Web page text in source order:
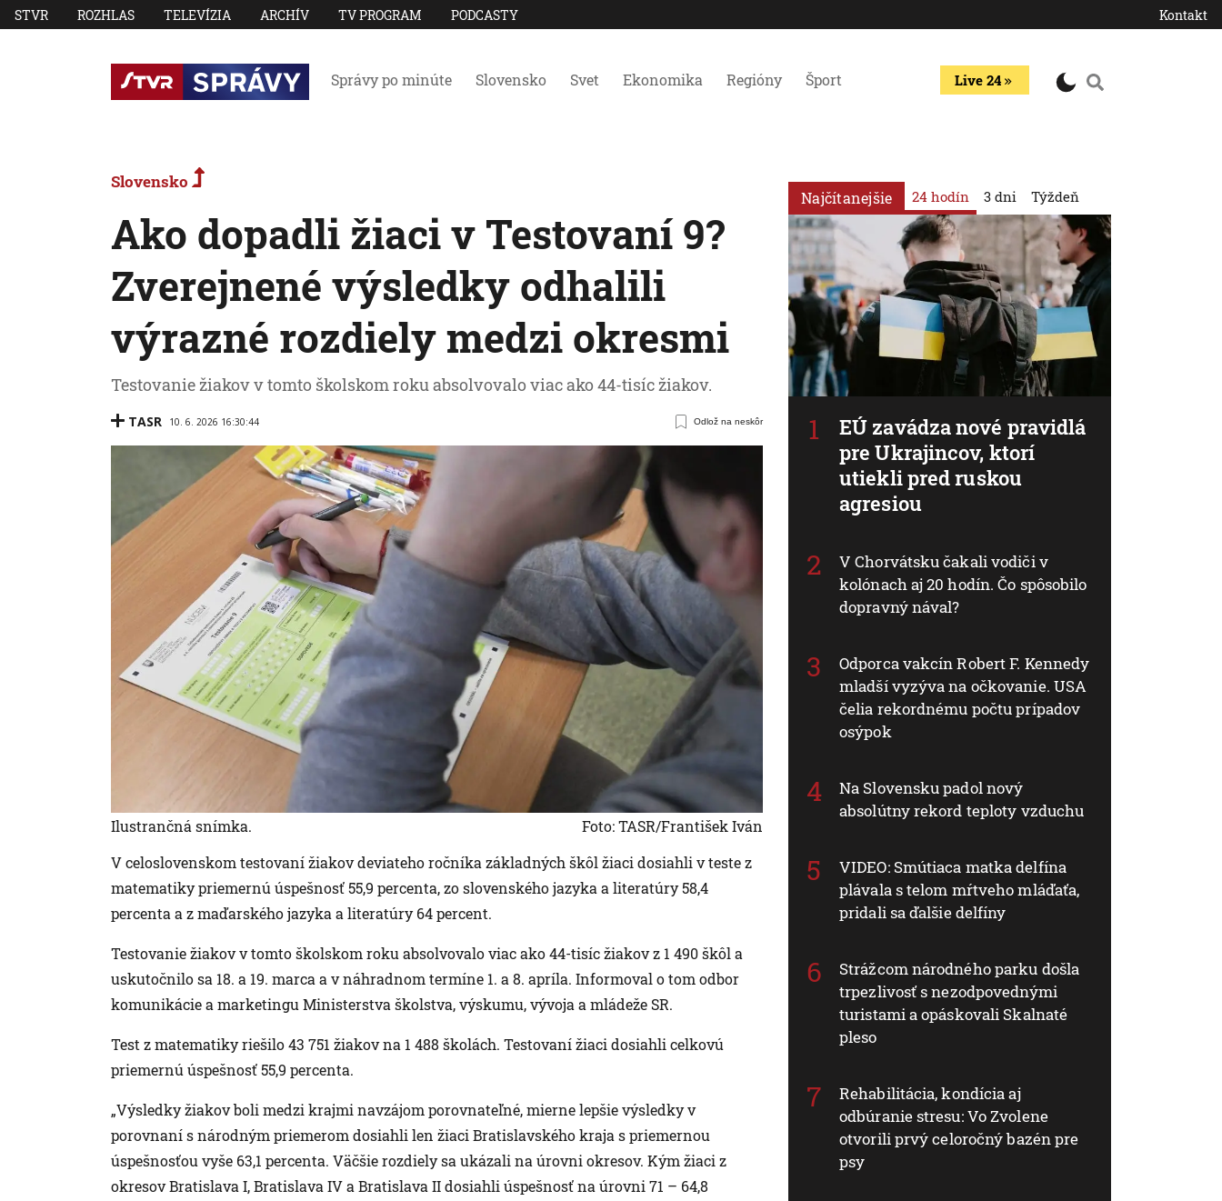
STVR ROZHLAS TELEVÍZIA ARCHÍV TV PROGRAM PODCASTY Kontakt
Správy po minúte Slovensko Svet Ekonomika Regióny Šport Live 24
Slovensko
Ako dopadli žiaci v Testovaní 9?
Zverejnené výsledky odhalili
výrazné rozdiely medzi okresmi
Testovanie žiakov v tomto školskom roku absolvovalo viac ako 44-tisíc žiakov.
TASR 10. 6. 2026 16:30:44 Odlož na neskôr
Ilustrančná snímka.
Foto: TASR/František Iván
V celoslovenskom testovaní žiakov deviateho ročníka základných škôl žiaci dosiahli v teste z
matematiky priemernú úspešnosť 55,9 percenta, zo slovenského jazyka a literatúry 58,4
percenta a z maďarského jazyka a literatúry 64 percent.
Testovanie žiakov v tomto školskom roku absolvovalo viac ako 44-tisíc žiakov z 1 490 škôl a
uskutočnilo sa 18. a 19. marca a v náhradnom termíne 1. a 8. apríla. Informoval o tom odbor
komunikácie a marketingu Ministerstva školstva, výskumu, vývoja a mládeže SR.
Test z matematiky riešilo 43 751 žiakov na 1 488 školách. Testovaní žiaci dosiahli celkovú
priemernú úspešnosť 55,9 percenta.
„Výsledky žiakov boli medzi krajmi navzájom porovnateľné, mierne lepšie výsledky v
porovnaní s národným priemerom dosiahli len žiaci Bratislavského kraja s priemernou
úspešnosťou vyše 63,1 percenta. Väčšie rozdiely sa ukázali na úrovni okresov. Kým žiaci z
okresov Bratislava I, Bratislava IV a Bratislava II dosiahli úspešnosť na úrovni 71 – 64,8
Najčítanejšie 24 hodín
EÚ zavádza nové pravidlá
pre Ukrajincov, ktorí
utiekli pred ruskou
agresiou
V Chorvátsku čakali vodiči v
kolónach aj 20 hodín. Čo spôsobilo
dopravný nával?
Odporca vakcín Robert F. Kennedy
mladší vyzýva na očkovanie. USA
čelia rekordnému počtu prípadov
osýpok
Na Slovensku padol nový
absolútny rekord teploty vzduchu
VIDEO: Smútiaca matka delfína
plávala s telom mŕtveho mláďaťa,
pridali sa ďalšie delfíny
Strážcom národného parku došla
trpezlivosť s nezodpovednými
turistami a opáskovali Skalnaté
pleso
Rehabilitácia, kondícia aj
odbúranie stresu: Vo Zvolene
otvorili prvý celoročný bazén pre
psy
3 dni Týždeň